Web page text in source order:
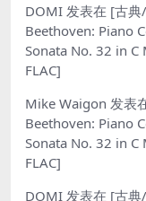
DOMI 发表在 [古典
Beethoven: Piano
Sonata No. 32 in
FLAC]
Mike Waigon 发表
Beethoven: Piano
Sonata No. 32 in
FLAC]
DOMI 发表在 [古典